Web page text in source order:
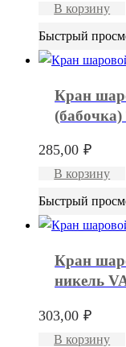
В корзину
Быстрый
Кран
285,00 ₽
В корзину
Быстрый
Кран
никель
303,00 ₽
В корзину